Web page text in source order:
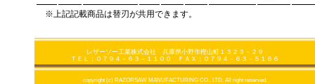
※上記記載商品は替刃が共用できます。
レザーソー工業株式会社 兵庫県小野市樫山町１３２３－２９
ＴＥＬ：０７９４－６３－１１００ ＦＡＸ：０７９４－６３－５１６６
copyright (c) RAZORSAW MANUFACTURING CO., LTD. All right reserved.